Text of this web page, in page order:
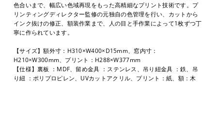
色合いまで、幅広い色域再現をもった高精細なプリント技術です。プ
リンティングディレクター監修の元独自の色管理を行い、カットから
インク抜けの修正、額装作業まで、人の目と手作業によって1枚ずつ丁
寧に作られています。
【サイズ】額外寸：H310×W400×D15mm、窓内寸：
H210×W300mm、プリント：H288×W377mm
【仕様】裏板 ：MDF、留め金具 ：ステンレス、吊り紐金具 ：鉄、吊
り紐 ：ポリプロピレン、UVカットアクリル、プリント：紙、額：木